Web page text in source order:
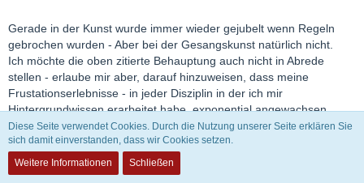
Gerade in der Kunst wurde immer wieder gejubelt wenn Regeln
gebrochen wurden - Aber bei der Gesangskunst natürlich nicht.
Ich möchte die oben zitierte Behauptung auch nicht in Abrede
stellen - erlaube mir aber, darauf hinzuweisen, dass meine
Frustationserlebnisse - in jeder Disziplin in der ich mir
Hintergrundwissen erarbeitet habe, exponential angewachsen
sind......
Wenn ich mir den "Forderungskatalog" an Klassikhörer - wie er von
einigen aufgestellt wird - ansehe, dann wundere ich mich nicht, daß
Diese Seite verwendet Cookies. Durch die Nutzung unserer Seite erklären Sie
sich damit einverstanden, dass wir Cookies setzen.
Weitere Informationen
Schließen